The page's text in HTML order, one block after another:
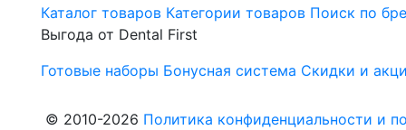
Каталог товаров Категории товаров Поиск по
Выгода от Dental First
Готовые наборы Бонусная система Скидки и
© 2010-2026 Политика конфиденциальности и